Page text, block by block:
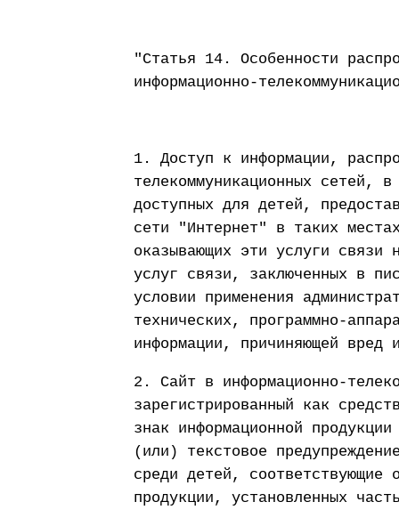
"Статья 14. Особенности
информационно-
1. Доступ к информации,
телекоммуникационных сетей,
доступных для детей,
сети "Интернет" в таких
оказывающих эти услуги связи
услуг связи, заключенных в
условии применения
технических, программно-
информации, причиняющей
2. Сайт в информационно-
зарегистрированный как
знак информационной
(или) текстовое
среди детей, соответствующие
продукции, установленных